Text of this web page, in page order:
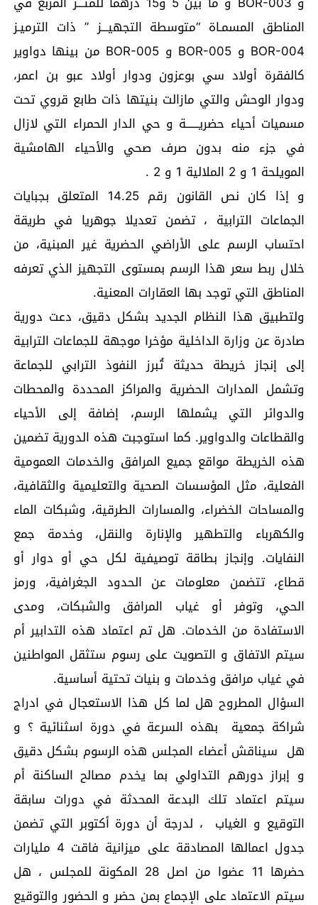
المناطق المسمـاة “متوسطة التجهيـــز ” ذات الترميـز
BOR-004 و BOR-005 و BOR-005 من بينها دواوير
كالفقرة أولاد سي بوعزون ودوار أولاد عبو بن اعمر،
ودوار الوحش والتي مازالت بنيتها ذات طابع قروي تحت
مسميات أحياء حضريــــــة و حي الدار الحمراء التي لازال
في جزء منه بدون صرف صحي والأحياء الهامشية
المويلحة 1 و 2 الملالية 1 و 2 .
و إذا كان نص القانون رقم 14.25 المتعلق بجبايات
الجماعات الترابية ، تضمن تعديلا جوهريا في طريقة
احتساب الرسم على الأراضي الحضرية غير المبنية، من
خلال ربط سعر هذا الرسم بمستوى التجهيز الذي تعرفه
المناطق التي توجد بها العقارات المعنية.
ولتطبيق هذا النظام الجديد بشكل دقيق، دعت دورية
صادرة عن وزارة الداخلية مؤخرا موجهة للجماعات الترابية
إلى إنجاز خريطة حديثة تُبرز النفوذ الترابي للجماعة
وتشمل المدارات الحضرية والمراكز المحددة والمحطات
والدوائر التي يشملها الرسم، إضافة إلى الأحياء
والقطاعات والدواوير. كما استوجبت هذه الدورية تضمين
هذه الخريطة مواقع جميع المرافق والخدمات العمومية
الفعلية، مثل المؤسسات الصحية والتعليمية والثقافية،
والمساحات الخضراء، والمسارات الطرقية، وشبكات الماء
والكهرباء والتطهير والإنارة والنقل، وخدمة جمع
النفايات. وإنجاز بطاقة توصيفية لكل حي أو دوار أو
قطاع، تتضمن معلومات عن الحدود الجغرافية، ورمز
الحي، وتوفر أو غياب المرافق والشبكات، ومدى
الاستفادة من الخدمات. هل تم اعتماد هذه التدابير أم
سيتم الاتفاق و التصويت على رسوم ستثقل المواطنين
في غياب مرافق وخدمات و بنيات تحتية أساسية.
السؤال المطروح هل لما كل هذا الاستعجال في ادراج
شراكة جمعية بهذه السرعة في دورة اسثنائية ؟ و
هل سيناقش أعضاء المجلس هذه الرسوم بشكل دقيق
و إبراز دورهم التداولي بما يخدم مصالح الساكنة أم
سيتم اعتماد تلك البدعة المحدثة في دورات سابقة
التوقيع و الغياب ، لدرجة أن دورة أكتوبر التي تضمن
جدول اعمالها المصادقة على ميزانية فاقت 4 مليارات
حضرها 11 عضوا من اصل 28 المكونة للمجلس ، هل
سيتم الاعتماد على الإجماع بمن حضر و الحضور والتوقيع